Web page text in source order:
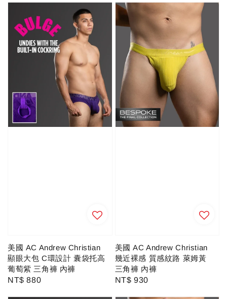
美國 AC Andrew Christian
顯眼大包 C環設計 囊袋托高
葡萄紫 三角褲 內褲
Regular
NT$ 880
美國 AC Andrew Christian
幾近裸感 質感紋路 萊姆黃
三角褲 內褲
Regular
NT$ 930